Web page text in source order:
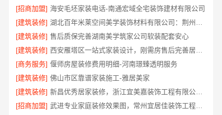
[招商加盟] 海安毛坯家装电话-南通宏域全宅装饰建材有限公司
[建筑装修]
[建筑装修] 售后质保完善湖南美学筑家公司软装配套安心
[建筑装修]
[商务服务] 偃师房屋装修费用明细-河南璟臻透明服务
[建筑装修] 佛山市区靠谱家装施工-雅居美家
[建筑装修]
新昌优秀居家装修，浙江宜美嘉装饰工程有限公司匠心打造
[招商加盟]
武进专业家庭装修效果图，常州宜居佳装饰工程有限公司定制设计